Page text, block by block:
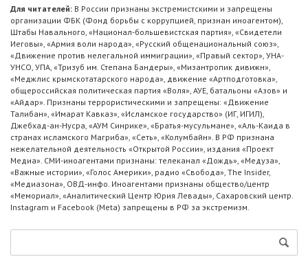
Для читателей: В России признаны экстремистскими и запрещены
организации ФБК (Фонд борьбы с коррупцией, признан иноагентом),
Штабы Навального, «Национал-большевистская партия», «Свидетели
Иеговы», «Армия воли народа», «Русский общенациональный союз»,
«Движение против нелегальной иммиграции», «Правый сектор», УНА-
УНСО, УПА, «Тризуб им. Степана Бандеры», «Мизантропик дивижн»,
«Меджлис крымскотатарского народа», движение «Артподготовка»,
общероссийская политическая партия «Воля», АУЕ, батальоны «Азов» и
«Айдар». Признаны террористическими и запрещены: «Движение
Талибан», «Имарат Кавказ», «Исламское государство» (ИГ, ИГИЛ),
Джебхад-ан-Нусра, «АУМ Синрике», «Братья-мусульмане», «Аль-Каида в
странах исламского Магриба», «Сеть», «Колумбайн». В РФ признана
нежелательной деятельность «Открытой России», издания «Проект
Медиа». СМИ-иноагентами признаны: телеканал «Дождь», «Медуза»,
«Важные истории», «Голос Америки», радио «Свобода», The Insider,
«Медиазона», ОВД-инфо. Иноагентами признаны общество/центр
«Мемориал», «Аналитический Центр Юрия Левады», Сахаровский центр.
Instagram и Facebook (Metа) запрещены в РФ за экстремизм.